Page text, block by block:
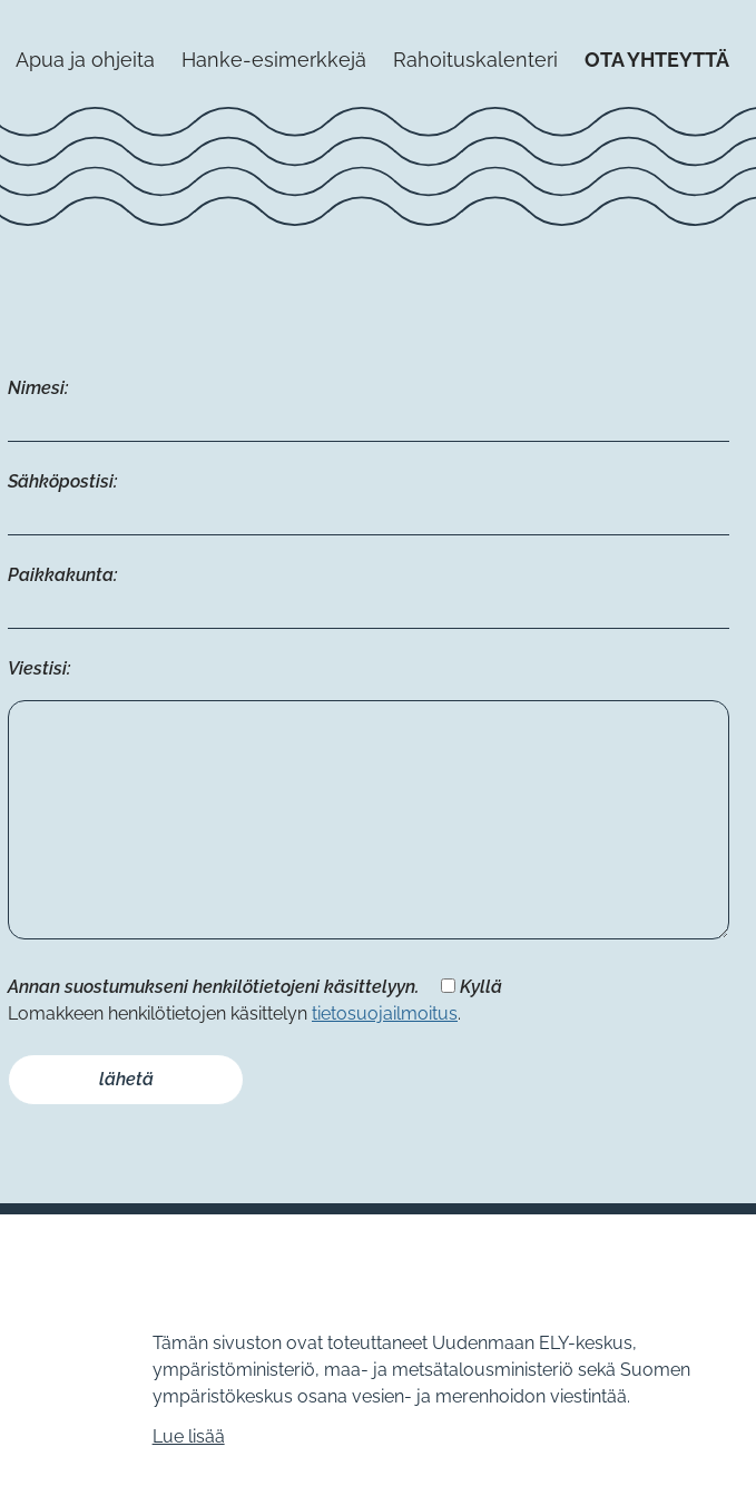
Apua ja ohjeita Hanke-esimerkkejä Rahoituskalenteri OTA YHTEYTTÄ
Nimesi:
Sähköpostisi:
Paikkakunta:
Viestisi:
Annan suostumukseni henkilötietojeni käsittelyyn.
Kyllä
Lomakkeen henkilötietojen käsittelyn tietosuojailmoitus.
Tämän sivuston ovat toteuttaneet Uudenmaan ELY-keskus,
ympäristöministeriö, maa- ja metsätalousministeriö sekä Suomen
ympäristökeskus osana vesien- ja merenhoidon viestintää.
Lue lisää